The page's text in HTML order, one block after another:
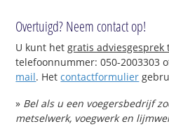
Overtuigd? Neem contact op!
U kunt hetgratis adviesgesprek
telefoonnummer: 050-2003303
mail. Hetcontactformulier
» Bel als u een voegersbedrijf
metselwerk, voegwerk en